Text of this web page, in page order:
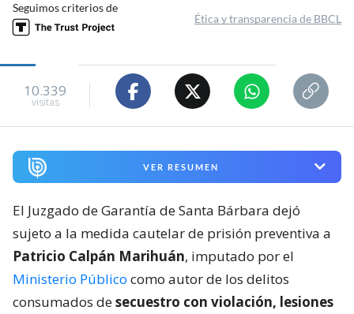
Seguimos criterios de
Ética y transparencia de BBCL
10.339
visitas
VER RESUMEN
El Juzgado de Garantía de Santa Bárbara dejó
sujeto a la medida cautelar de prisión preventiva a
Patricio Calpán Marihuán, imputado por el
Ministerio Público como autor de los delitos
consumados desecuestro con violación, lesiones